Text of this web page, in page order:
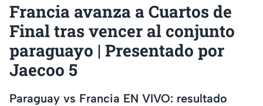
Francia avanza a Cuartos de
Final tras vencer al conjunto
paraguayo | Presentado por
Jaecoo 5
Paraguay vs Francia EN VIVO: resultado